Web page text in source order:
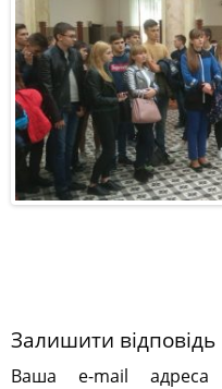
Залишити відповідь
Ваша e-mail адреса